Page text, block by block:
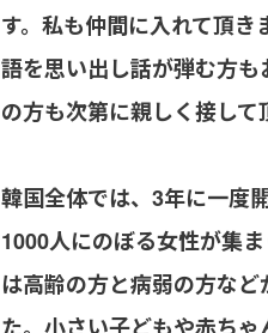
す。私も仲間に入れて頂
語を思い出し話が弾む方
の方も次第に親しく接して
韓国全体では、3年に一度
1000人にのぼる女性が集
は高齢の方と病弱の方な